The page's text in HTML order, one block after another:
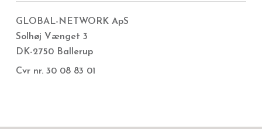
GLOBAL-NETWORK ApS
Solhøj Vænget 3
DK-2750 Ballerup
Cvr nr. 30 08 83 01